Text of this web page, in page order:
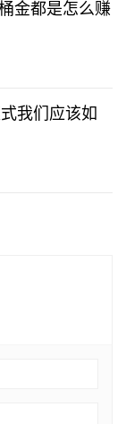
金都是怎么赚
我们应该如